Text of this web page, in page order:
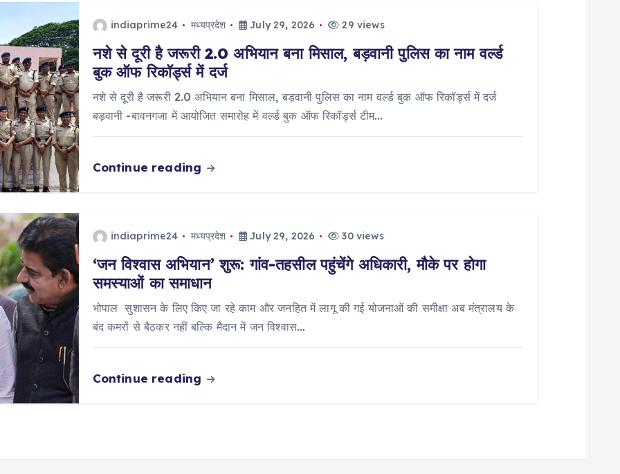
indiaprime24 मध्यप्रदेश July 29, 2026 29 views
नशे से दूरी है जरूरी 2.0 अभियान बना मिसाल, बड़वानी पुलिस का नाम वर्ल्ड
बुक ऑफ रिकॉर्ड्स में दर्ज
नशे से दूरी है जरूरी 2.0 अभियान बना मिसाल, बड़वानी पुलिस का नाम वर्ल्ड बुक ऑफ रिकॉर्ड्स में दर्ज
बड़वानी -बावनगजा में आयोजित समारोह में वर्ल्ड बुक ऑफ रिकॉर्ड्स टीम…
Continue reading
indiaprime24 मध्यप्रदेश July 29, 2026 30 views
‘जन विश्वास अभियान’ शुरू: गांव-तहसील पहुंचेंगे अधिकारी, मौके पर होगा
समस्याओं का समाधान
भोपाल सुशासन के लिए किए जा रहे काम और जनहित में लागू की गई योजनाओं की समीक्षा अब मंत्रालय के
बंद कमरों से बैठकर नहीं बल्कि मैदान में जन विश्वास…
Continue reading